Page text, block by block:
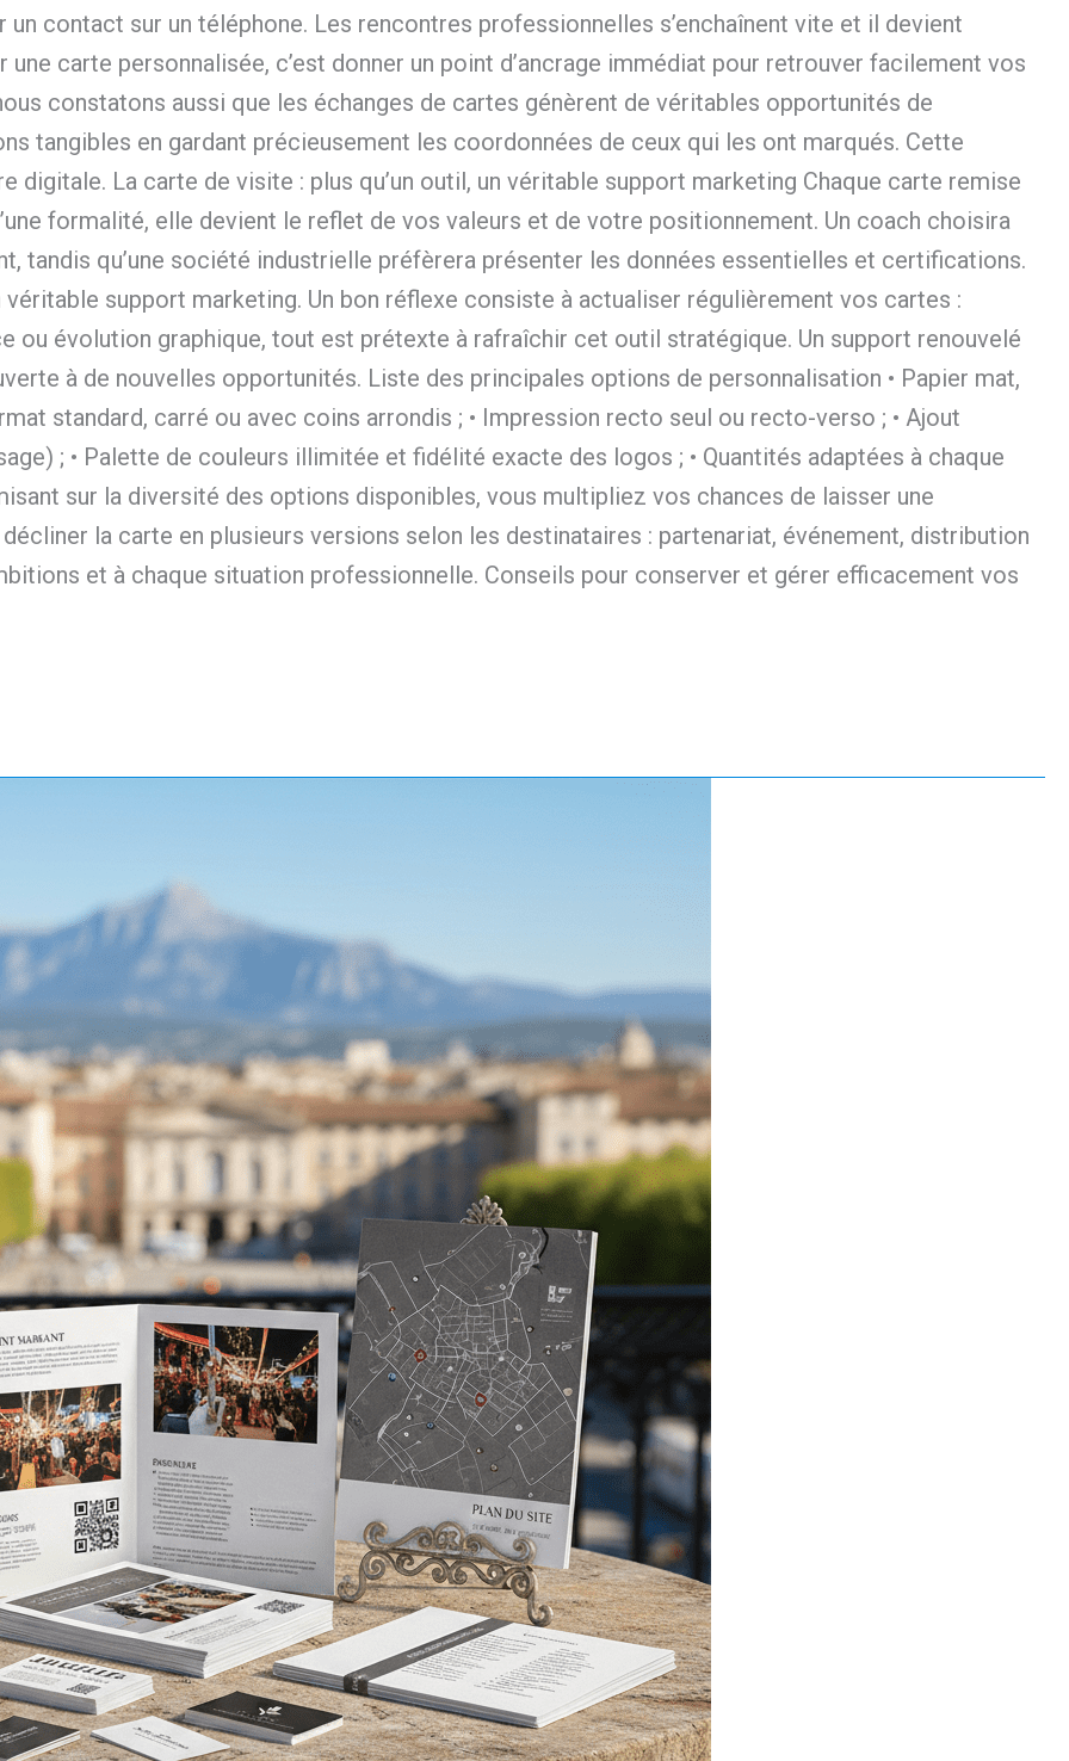
un contact sur un téléphone. Les rencontres professionnelles s’enchaînent vite et il devient
carte personnalisée, c’est donner un point d’ancrage immédiat pour retrouver facilement vos
constatons aussi que les échanges de cartes génèrent de véritables opportunités de
tangibles en gardant précieusement les coordonnées de ceux qui les ont marqués. Cette
digitale. La carte de visite : plus qu’un outil, un véritable support marketing Chaque carte remise
formalité, elle devient le reflet de vos valeurs et de votre positionnement. Un coach choisira
tandis qu’une société industrielle préfèrera présenter les données essentielles et certifications.
support marketing. Un bon réflexe consiste à actualiser régulièrement vos cartes :
ou évolution graphique, tout est prétexte à rafraîchir cet outil stratégique. Un support renouvelé
à de nouvelles opportunités. Liste des principales options de personnalisation • Papier mat,
standard, carré ou avec coins arrondis ; • Impression recto seul ou recto-verso ; • Ajout
; • Palette de couleurs illimitée et fidélité exacte des logos ; • Quantités adaptées à chaque
sur la diversité des options disponibles, vous multipliez vos chances de laisser une
la carte en plusieurs versions selon les destinataires : partenariat, événement, distribution
et à chaque situation professionnelle. Conseils pour conserver et gérer efficacement vos